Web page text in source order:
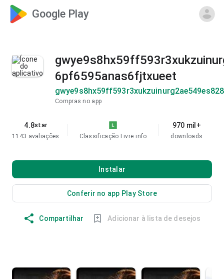
Google Play
6pf6595anas6fjtxueet
Compras no app
4.8star
1143 avaliações
Classificação Livre info
970 mil+
downloads
Instalar
Conferir no app Play Store
Compartilhar Adicionar à lista de desejos